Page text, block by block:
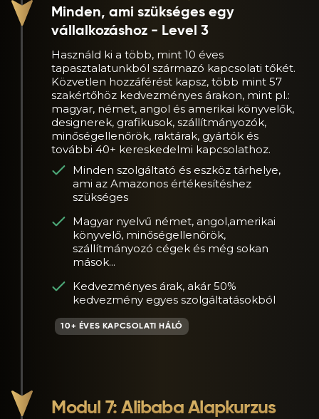
Minden, ami szükséges egy
vállalkozáshoz - Level 3
Használd ki a több, mint 10 éves
tapasztalatunkból származó kapcsolati tőkét.
Közvetlen hozzáférést kapsz, több mint 57
szakértőhöz kedvezményes árakon, mint pl.:
magyar, német, angol és amerikai könyvelők,
designerek, grafikusok, szállítmányozók,
minőségellenőrök, raktárak, gyártók és
további 40+ kereskedelmi kapcsolathoz.
Minden szolgáltató és eszköz tárhelye,
ami az Amazonos értékesítéshez
szükséges
Magyar nyelvű német, angol,amerikai
könyvelő, minőségellenőrök,
szállítmányozó cégek és még sokan
mások...
Kedvezményes árak, akár 50%
kedvezmény egyes szolgáltatásokból
10+ ÉVES KAPCSOLATI HÁLÓ
Modul 7: Alibaba Alapkurzus